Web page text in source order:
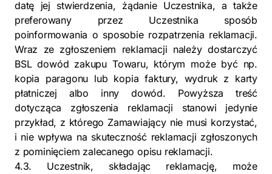
datę jej stwierdzenia, żądanie Uczestnika, a także
preferowany przez Uczestnika sposób
poinformowania o sposobie rozpatrzenia reklamacji.
Wraz ze zgłoszeniem reklamacji należy dostarczyć
BSL dowód zakupu Towaru, którym może być np.
kopia paragonu lub kopia faktury, wydruk z karty
płatniczej albo inny dowód. Powyższa treść
dotycząca zgłoszenia reklamacji stanowi jedynie
przykład, z którego Zamawiający nie musi korzystać,
i nie wpływa na skuteczność reklamacji zgłoszonych
z pominięciem zalecanego opisu reklamacji.
4.3. Uczestnik, składając reklamację, może